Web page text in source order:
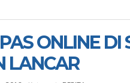
ONLINE DI
LANCAR